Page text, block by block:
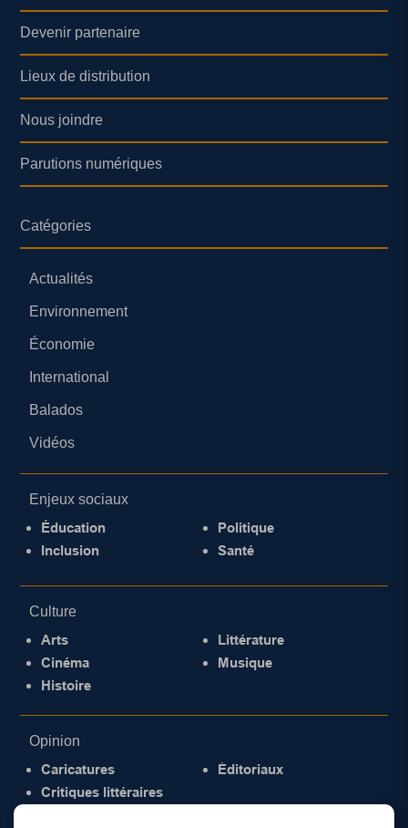
Devenir partenaire
Lieux de distribution
Nous joindre
Parutions numériques
Catégories
Actualités
Environnement
Économie
International
Balados
Vidéos
Enjeux sociaux
Éducation
Inclusion
Politique
Santé
Culture
Arts
Cinéma
Histoire
Littérature
Musique
Opinion
Caricatures
Critiques littéraires
Éditoriaux